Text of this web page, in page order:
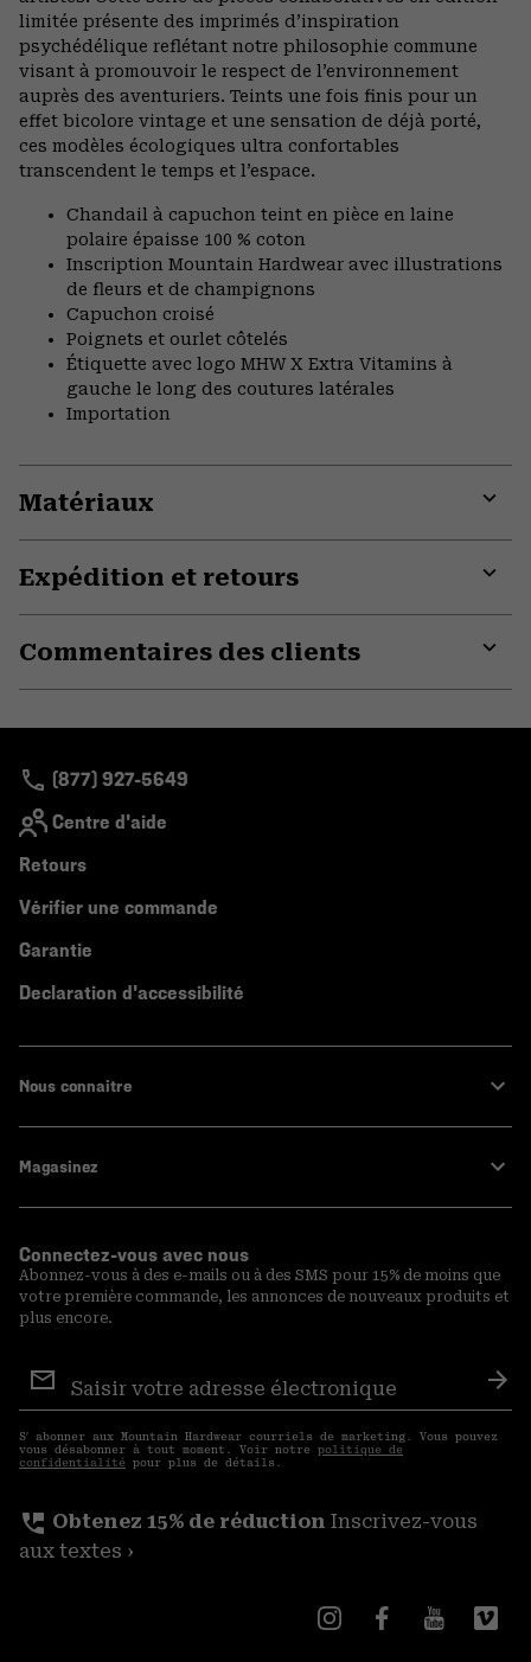
limitée présente des imprimés d’inspiration
psychédélique reflétant notre philosophie commune
visant à promouvoir le respect de l’environnement
auprès des aventuriers. Teints une fois finis pour un
effet bicolore vintage et une sensation de déjà porté,
ces modèles écologiques ultra confortables
transcendent le temps et l’espace.
Chandail à capuchon teint en pièce en laine
polaire épaisse 100 % coton
Inscription Mountain Hardwear avec illustrations
de fleurs et de champignons
Capuchon croisé
Poignets et ourlet côtelés
Étiquette avec logo MHW X Extra Vitamins à
gauche le long des coutures latérales
Importation
Matériaux
Expédition et retours
Commentaires des clients
(877) 927-5649
Centre d'aide
Retours
Vérifier une commande
Garantie
Declaration d'accessibilité
Nous connaitre
Magasinez
Connectez-vous avec nous
Abonnez-vous à des e-mails ou à des SMS pour 15% de moins que
votre première commande, les annonces de nouveaux produits et
plus encore.
aux
courriels
S′ abonner aux Mountain Hardwear courriels de marketing. Vous pouvez
vous désabonner à tout moment. Voir notre politique de
confidentialité pour plus de détails.
perm_phone_msg Obtenez 15% de réduction Inscrivez-vous
aux textes ›